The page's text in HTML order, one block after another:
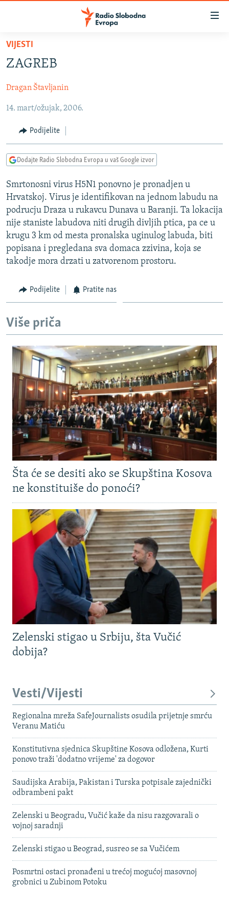
Pređite
glavni
Pređite
na
navigaciju
Pređite
na
pretragu
SRBIJA
KOSOVO
CRNA GORA
VIZUELNO
VIDEO
FOTOGALERIJE
INFOGRAFIKE
PODCASTI
RAT U UKRAJINI
KINA NA BALKANU
RSE PRIČE IZ SVIJETA
ISPRIČAJ MI
DNEVNO@RSE
VIŠE OD NASLOVA
POPLAVE I KLIZIŠTA U BIH 2024.
TV LIBERTY
POST SCRIPTUM
MOJA EVROPA
TRI DECENIJE OD RATA U BIH
SVE KARTE DEJTONA
NASTANAK I RASPAD JUGOSLAVIJE
PRATITE NAS
Sve RFE/RL stranice
VIJESTI
ZAGREB
Dragan Štavljanin
14. mart/ožujak, 2006.
Podijelite
Dodajte Radio Slobodna Evropa u vaš Google izvor
Smrtonosni virus H5N1 ponovno je pronadjen u
Hrvatskoj. Virus je identifikovan na jednom labudu na
podrucju Draza u rukavcu Dunava u Baranji. Ta lokacija
nije staniste labudova niti drugih divljih ptica, pa ce u
krugu 3 km od mesta pronalska uginulog labuda, biti
popisana i pregledana sva domaca zzivina, koja se
takodje mora drzati u zatvorenom prostoru.
Podijelite Pratite nas
Više priča
Šta će se desiti ako se Skupština Kosova
ne konstituiše do ponoći?
Zelenski stigao u Srbiju, šta Vučić
dobija?
Vesti/Vijesti
Regionalna mreža SafeJournalists osudila prijetnje smrću
Veranu Matiću
Konstitutivna sjednica Skupštine Kosova odložena, Kurti
ponovo traži 'dodatno vrijeme' za dogovor
Saudijska Arabija, Pakistan i Turska potpisale zajednički
odbrambeni pakt
Zelenski u Beogradu, Vučić kaže da nisu razgovarali o
vojnoj saradnji
Zelenski stigao u Beograd, susreo se sa Vučićem
Posmrtni ostaci pronađeni u trećoj mogućoj masovnoj
grobnici u Zubinom Potoku